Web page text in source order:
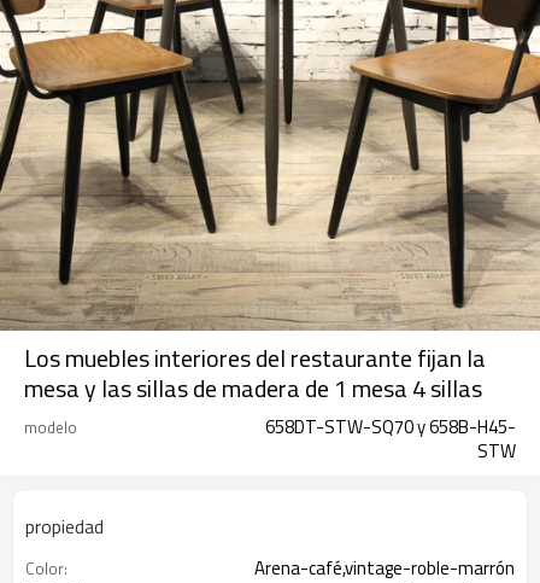
Los muebles interiores del restaurante fijan la
mesa y las sillas de madera de 1 mesa 4 sillas
modelo
658DT-STW-SQ70 y 658B-H45-
STW
propiedad
Color: Arena-café,vintage-roble-marrón